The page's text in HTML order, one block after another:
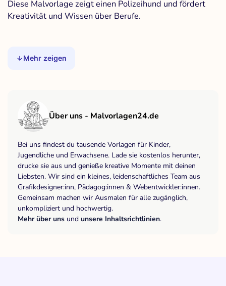
Diese Malvorlage zeigt einen Polizeihund und fördert
Kreativität und Wissen über Berufe.
Mehr zeigen
Über uns - Malvorlagen24.de
Bei uns findest du tausende Vorlagen für Kinder,
Jugendliche und Erwachsene. Lade sie kostenlos herunter,
drucke sie aus und genieße kreative Momente mit deinen
Liebsten. Wir sind ein kleines, leidenschaftliches Team aus
Grafikdesigner:inn, Pädagog:innen & Webentwickler:innen.
Gemeinsam machen wir Ausmalen für alle zugänglich,
unkompliziert und hochwertig.
Mehr über uns und unsere Inhaltsrichtlinien.